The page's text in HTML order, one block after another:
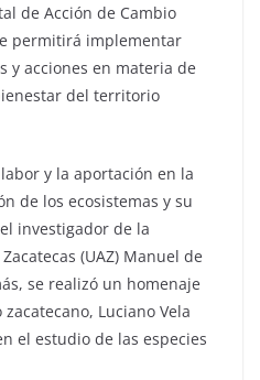
de Acción de Cambio
permitirá implementar
y acciones en materia de
del territorio
y la aportación en la
de los ecosistemas y su
investigador de la
(UAZ) Manuel de
se realizó un homenaje
Luciano Vela
el estudio de las especies